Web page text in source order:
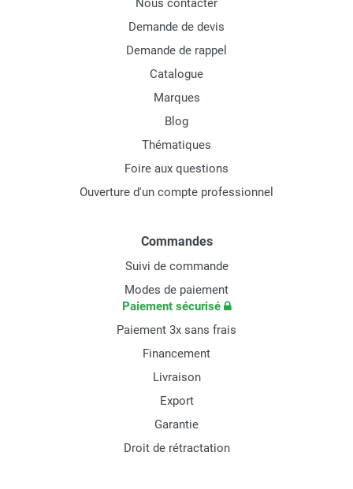
Nous contacter
Demande de devis
Demande de rappel
Catalogue
Marques
Blog
Thématiques
Foire aux questions
Ouverture d'un compte professionnel
Commandes
Suivi de commande
Modes de paiement
Paiement sécurisé
Paiement 3x sans frais
Financement
Livraison
Export
Garantie
Droit de rétractation